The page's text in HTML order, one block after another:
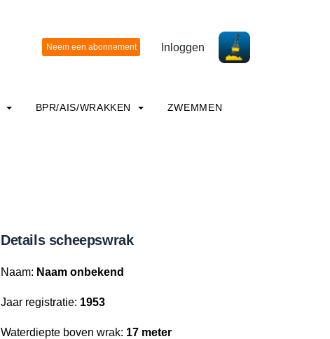
Inloggen
BPR/AIS/WRAKKEN ZWEMMEN
Details scheepswrak
Naam: Naam onbekend
Jaar registratie: 1953
Waterdiepte boven wrak: 17 meter